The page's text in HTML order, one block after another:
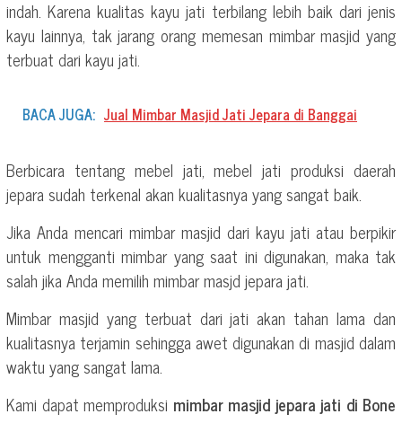
indah. Karena kualitas kayu jati terbilang lebih baik dari jenis
kayu lainnya, tak jarang orang memesan mimbar masjid yang
terbuat dari kayu jati.
BACA JUGA: Jual Mimbar Masjid Jati Jepara di Banggai
Berbicara tentang mebel jati, mebel jati produksi daerah
jepara sudah terkenal akan kualitasnya yang sangat baik.
Jika Anda mencari mimbar masjid dari kayu jati atau berpikir
untuk mengganti mimbar yang saat ini digunakan, maka tak
salah jika Anda memilih mimbar masjd jepara jati.
Mimbar masjid yang terbuat dari jati akan tahan lama dan
kualitasnya terjamin sehingga awet digunakan di masjid dalam
waktu yang sangat lama.
Kami dapat memproduksi mimbar masjid jepara jati di Bone